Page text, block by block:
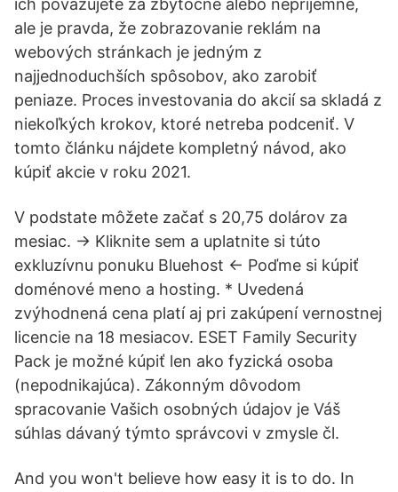
ich považujete za zbytočné alebo nepríjemné,
ale je pravda, že zobrazovanie reklám na
webových stránkach je jedným z
najjednoduchších spôsobov, ako zarobiť
peniaze. Proces investovania do akcií sa skladá z
niekoľkých krokov, ktoré netreba podceniť. V
tomto článku nájdete kompletný návod, ako
kúpiť akcie v roku 2021.
V podstate môžete začať s 20,75 dolárov za
mesiac. → Kliknite sem a uplatnite si túto
exkluzívnu ponuku Bluehost ← Poďme si kúpiť
doménové meno a hosting. * Uvedená
zvýhodnená cena platí aj pri zakúpení vernostnej
licencie na 18 mesiacov. ESET Family Security
Pack je možné kúpiť len ako fyzická osoba
(nepodnikajúca). Zákonným dôvodom
spracovanie Vašich osobných údajov je Váš
súhlas dávaný týmto správcovi v zmysle čl.
And you won't believe how easy it is to do. In